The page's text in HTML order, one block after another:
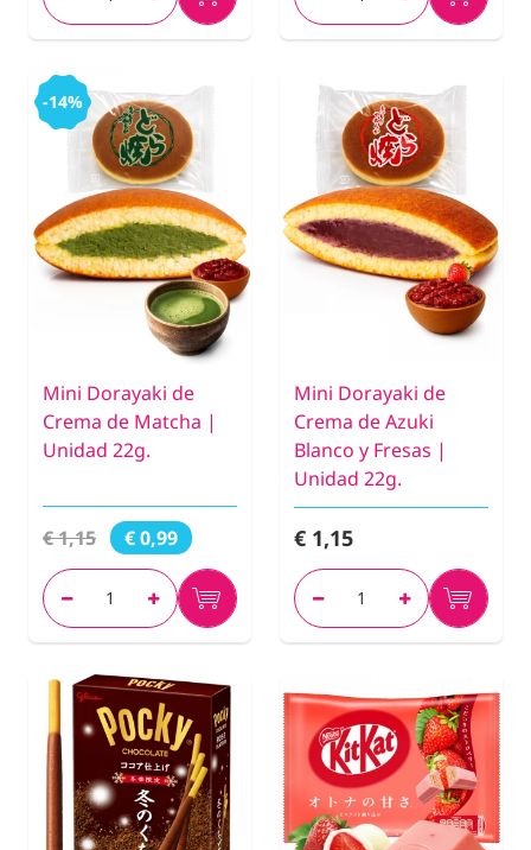
-14%
Mini Dorayaki de
Crema de Matcha |
Unidad 22g.
€ 1,15 € 0,99
Mini Dorayaki de
Crema de Azuki
Blanco y Fresas |
Unidad 22g.
€ 1,15